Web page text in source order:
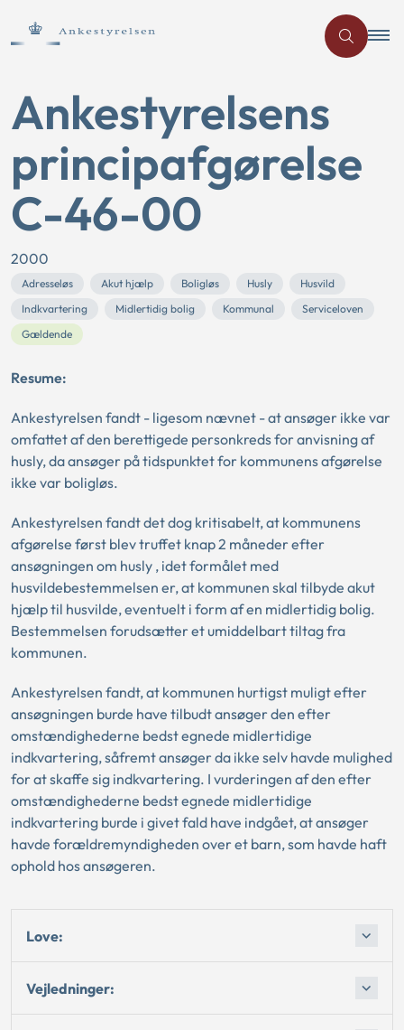
Ankestyrelsens
principafgørelse
C-46-00
2000
Adresseløs Akut hjælp Boligløs Husly
Husvild
Indkvartering
Midlertidig bolig Kommunal
Serviceloven
Gældende
Resume:
Ankestyrelsen fandt - ligesom nævnet - at ansøger ikke var
omfattet af den berettigede personkreds for anvisning af
husly, da ansøger på tidspunktet for kommunens afgørelse
ikke var boligløs.
Ankestyrelsen fandt det dog kritisabelt, at kommunens
afgørelse først blev truffet knap 2 måneder efter
ansøgningen om husly , idet formålet med
husvildebestemmelsen er, at kommunen skal tilbyde akut
hjælp til husvilde, eventuelt i form af en midlertidig bolig.
Bestemmelsen forudsætter et umiddelbart tiltag fra
kommunen.
Ankestyrelsen fandt, at kommunen hurtigst muligt efter
ansøgningen burde have tilbudt ansøger den efter
omstændighederne bedst egnede midlertidige
indkvartering, såfremt ansøger da ikke selv havde mulighed
for at skaffe sig indkvartering. I vurderingen af den efter
omstændighederne bedst egnede midlertidige
indkvartering burde i givet fald have indgået, at ansøger
havde forældremyndigheden over et barn, som havde haft
ophold hos ansøgeren.
Love:
Vejledninger: